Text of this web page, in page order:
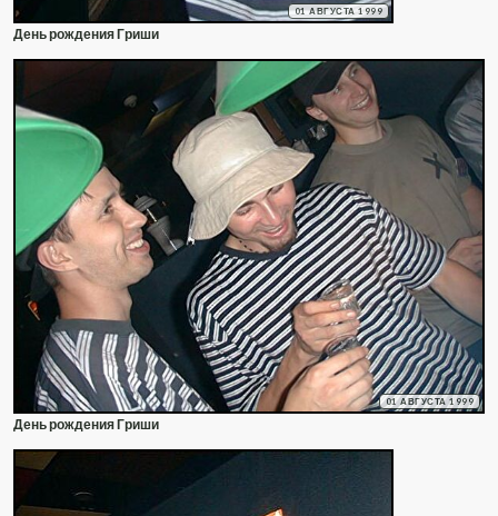
01 АВГУСТА 1999
День рождения Гриши
01 АВГУСТА 1999
День рождения Гриши